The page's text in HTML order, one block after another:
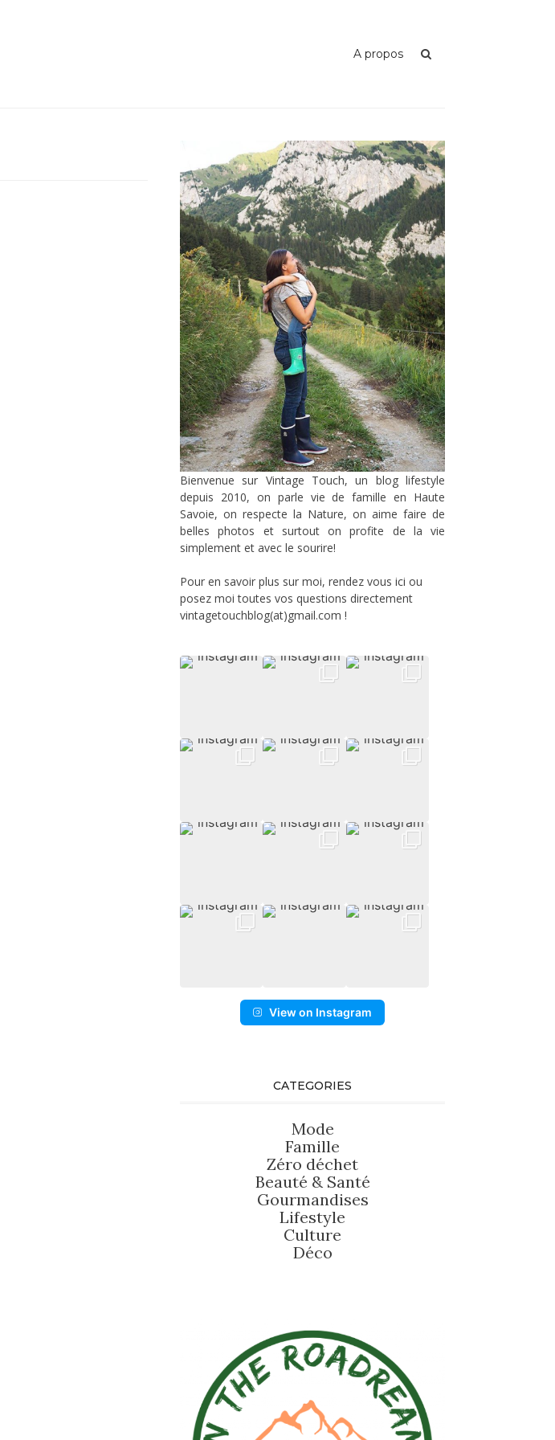
A propos
Bienvenue sur Vintage Touch, un blog lifestyle
depuis 2010, on parle vie de famille en Haute
Savoie, on respecte la Nature, on aime faire de
belles photos et surtout on profite de la vie
simplement et avec le sourire!
Pour en savoir plus sur moi, rendez vous ici ou
posez moi toutes vos questions directement
vintagetouchblog(at)gmail.com !
View on Instagram
CATEGORIES
Mode
Famille
Zéro déchet
Beauté & Santé
Gourmandises
Lifestyle
Culture
Déco